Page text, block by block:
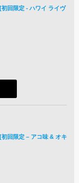
回限定 - ハワイ ライヴ
回限定 – アコ味 & オキ